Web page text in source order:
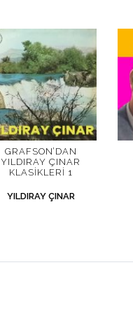
GRAFSON’DAN
YILDIRAY ÇINAR
KLASIKLERI 1
YILDIRAY ÇINAR